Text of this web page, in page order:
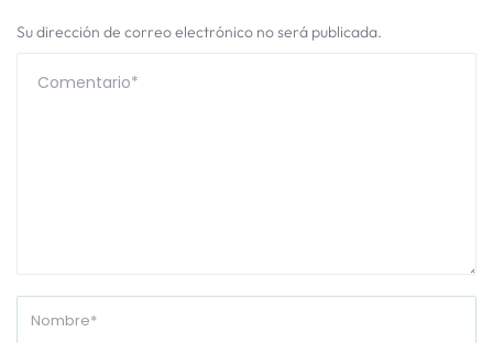
Su dirección de correo electrónico no será publicada.